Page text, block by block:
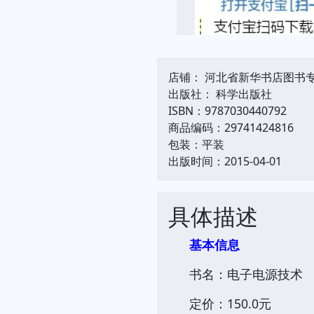
店铺： 河北省新华书店图书
出版社： 科学出版社
ISBN：9787030440792
商品编码：29741424816
包装：平装
出版时间：2015-04-01
具体描述
基本信息
书名：电子电源技术
定价：150.0元